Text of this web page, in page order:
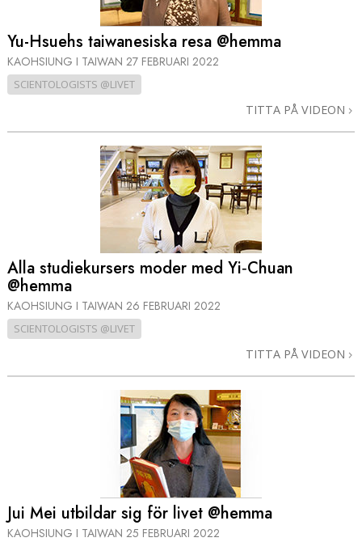
Yu-Hsuehs taiwanesiska resa @hemma
KAOHSIUNG I TAIWAN 27 FEBRUARI 2022
SCIENTOLOGISTS @LIVET
TITTA PÅ VIDEON
Alla studiekursers moder med Yi‑Chuan
@hemma
KAOHSIUNG I TAIWAN 26 FEBRUARI 2022
SCIENTOLOGISTS @LIVET
TITTA PÅ VIDEON
Jui Mei utbildar sig för livet @hemma
KAOHSIUNG I TAIWAN 25 FEBRUARI 2022